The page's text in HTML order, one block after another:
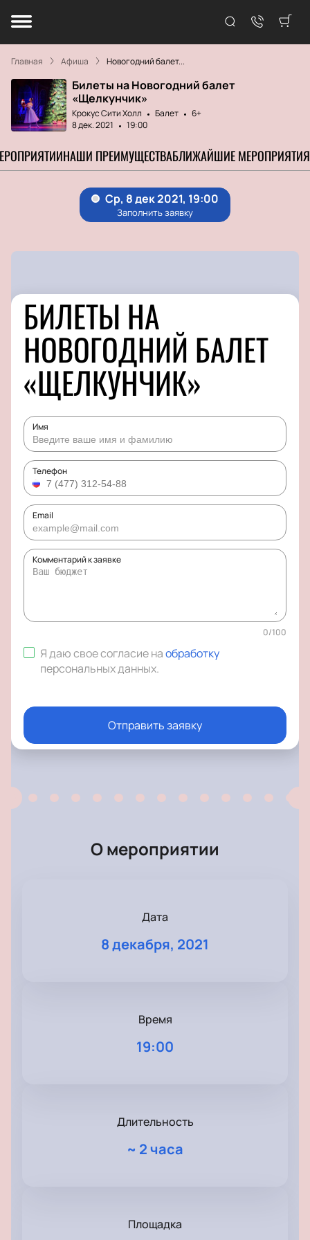
Главная Афиша Новогодний балет...
Билеты на Новогодний балет
«Щелкунчик»
Крокус Сити Холл Балет
6+
8 дек. 2021
19:00
НАШИ ПРЕИМУЩЕСТВАБЛИЖАЙШИЕ МЕРОПРИЯТИЯ
БИЛЕТЫ НА
НОВОГОДНИЙ БАЛЕТ
«ЩЕЛКУНЧИК»
Имя
Телефон
Email
Комментарий к заявке
0/100
Я даю свое согласие наобработку
персональных данных.
Отправить заявку
О мероприятии
Дата
8 декабря, 2021
Время
19:00
Длительность
~ 2 часа
Площадка